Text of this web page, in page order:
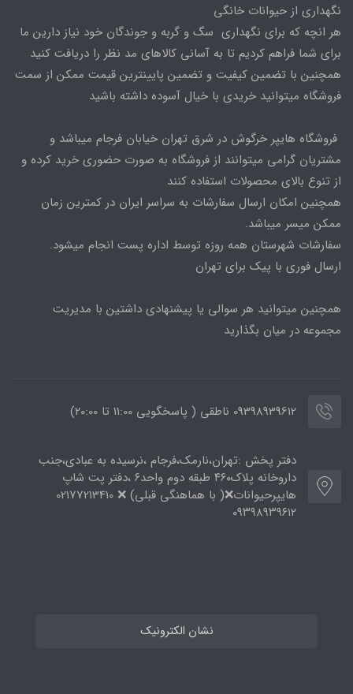
نگهداری از حیوانات خانگی
هر انچه که برای نگهداری سگ و گربه و جوندگان خود نیاز دارین ما
برای شما فراهم کردیم تا به آسانی کالاهای مد نظر را دریافت کنید
همچنین با تضمین کیفیت و تضمین پایینترین قیمت ممکن از سمت
فروشگاه میتوانید خریدی با خیال آسوده داشته باشید
فروشگاه هایپر خرگوش در شرق تهران خیابان فرجام میباشد و
مشتریان گرامی میتوانند از فروشگاه به صورت حضوری خرید کرده و
از تنوع بالای محصولات استفاده کنند
همچنین امکان ارسال سفارشات به سراسر ایران در کمترین زمان
ممکن میسر میباشد.
سفارشات شهرستان همه روزه توسط اداره پست انجام میشود.
ارسال فوری با پیک برای تهران
همچنین میتوانید هر سوالی یا پیشنهادی داشتین با مدیریت
مجموعه در میان بگذارید
09398939612 ناطقی ( پاسخگویی 11:00 تا ۲۰:00)
دفتر پخش :تهران،نارمک،فرجام ،نرسیده به عبادی،جنب
داروخانه پلاک۴۶۰ طبقه دوم واحد۶ ،دفتر پت شاپ
هایپرحیوانات❌( با هماهنگی قبلی) ❌ 02177213410
۰۹۳۹۸۹۳۹۶۱۲
نشان الکترونیک